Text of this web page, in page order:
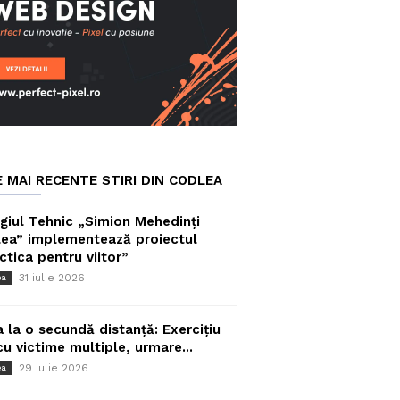
MAI RECENTE STIRI DIN CODLEA
Tehnic „Simion Mehedinți
implementează proiectul
pentru viitor”
31 iulie 2026
la o secundă distanță: Exercițiu
victime multiple, urmare...
29 iulie 2026